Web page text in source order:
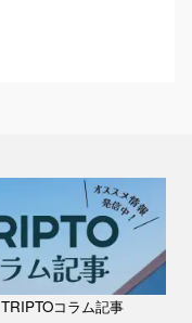
TRIPTOコラム記事